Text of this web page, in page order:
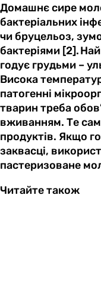
Домашнє сире
бактеріальних
чи бруцельоз,
бактеріями [2].
годує грудьми –
Висока
патогенні
тварин треба
вживанням. Те
продуктів. Якщо
заквасці,
пастеризоване
Читайте також